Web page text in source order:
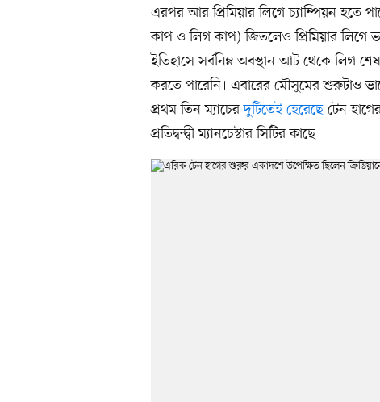
এরপর আর প্রিমিয়ার লিগে চ্যাম্পিয়ন হতে
কাপ ও লিগ কাপ) জিতলেও প্রিমিয়ার
ইতিহাসে সর্বনিম্ন অবস্থান আট থেকে লিগ
করতে পারেনি। এবারের মৌসুমের শুরুটাও
প্রথম তিন ম্যাচেরদুটিতেই হেরেছেটেন
প্রতিদ্বন্দ্বী ম্যানচেস্টার সিটির কাছে।